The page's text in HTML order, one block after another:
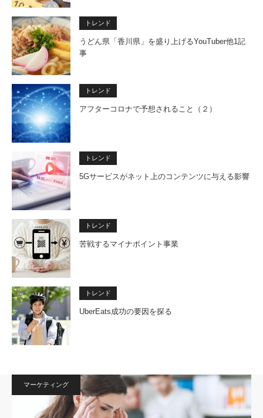
トレンド
うどん県「香川県」を盛り上げるYouTuber他1記
事
トレンド
アフターコロナで予想されること（２）
トレンド
5Gサービスがネット上のコンテンツに与える影響
トレンド
苦戦するマイナポイント事業
トレンド
UberEats成功の要因を探る
マーケティング